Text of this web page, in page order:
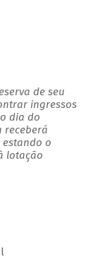
de seu
ingressos
dia do
receberá
o
lotação